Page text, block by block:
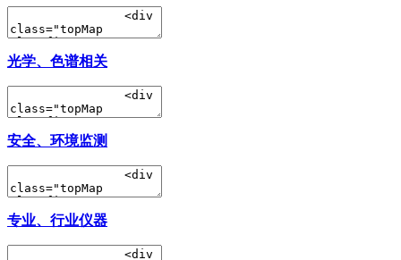
光学、色谱相关
安全、环境监测
专业、行业仪器